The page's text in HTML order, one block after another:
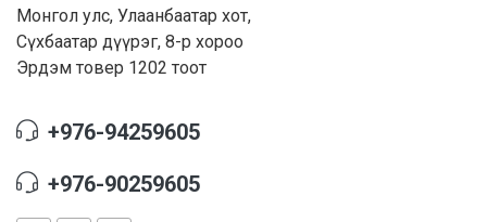
Монгол улс, Улаанбаатар хот,
Сүхбаатар дүүрэг, 8-р хороо
Эрдэм товер 1202 тоот
+976-94259605
+976-90259605